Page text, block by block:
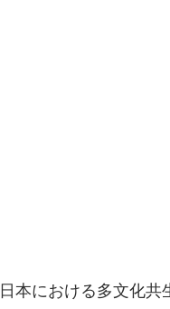
日本における多文化共